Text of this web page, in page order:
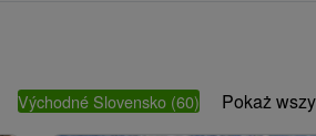
Východné Slovensko (60) Pokaż